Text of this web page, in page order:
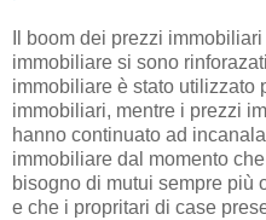
Il boom dei prezzi
immobiliare si sono
immobiliare è stato utilizzato
immobiliari, mentre i prezzi
hanno continuato ad
immobiliare dal momento
bisogno di mutui sempre più
e che i propritari di case